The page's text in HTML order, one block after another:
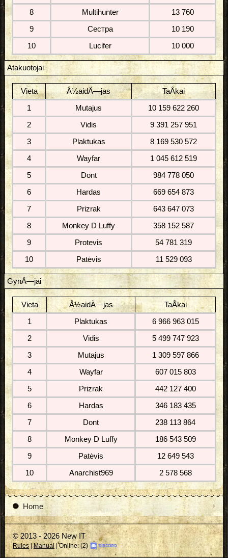
8 Multihunter 13 760
9 Сестра 10 190
10 Lucifer 10 000
Atakuotojai
Vieta Å½aidÄ—jas TaÅkai
1 Mutajus 10 159 622 260
2 Vidis 9 391 257 951
3 Plaktukas 8 169 530 572
4 Wayfar 1 045 612 519
5 Dont 984 778 050
6 Hardas 669 654 873
7 Prizrak 643 647 073
8 Monkey D Luffy 358 152 587
9 Protevis 54 781 319
10 Patėvis 11 529 093
GynÄ—jai
Vieta Å½aidÄ—jas TaÅkai
1 Plaktukas 6 966 963 015
2 Vidis 5 499 747 923
3 Mutajus 1 309 597 866
4 Wayfar 607 015 803
5 Prizrak 442 127 400
6 Hardas 346 183 435
7 Dont 238 113 864
8 Monkey D Luffy 186 543 509
9 Patėvis 12 649 543
10 Anarchist969 2 578 568
Home
© 2013 - 2026 New IT
Rules|Manual | Online: (2)